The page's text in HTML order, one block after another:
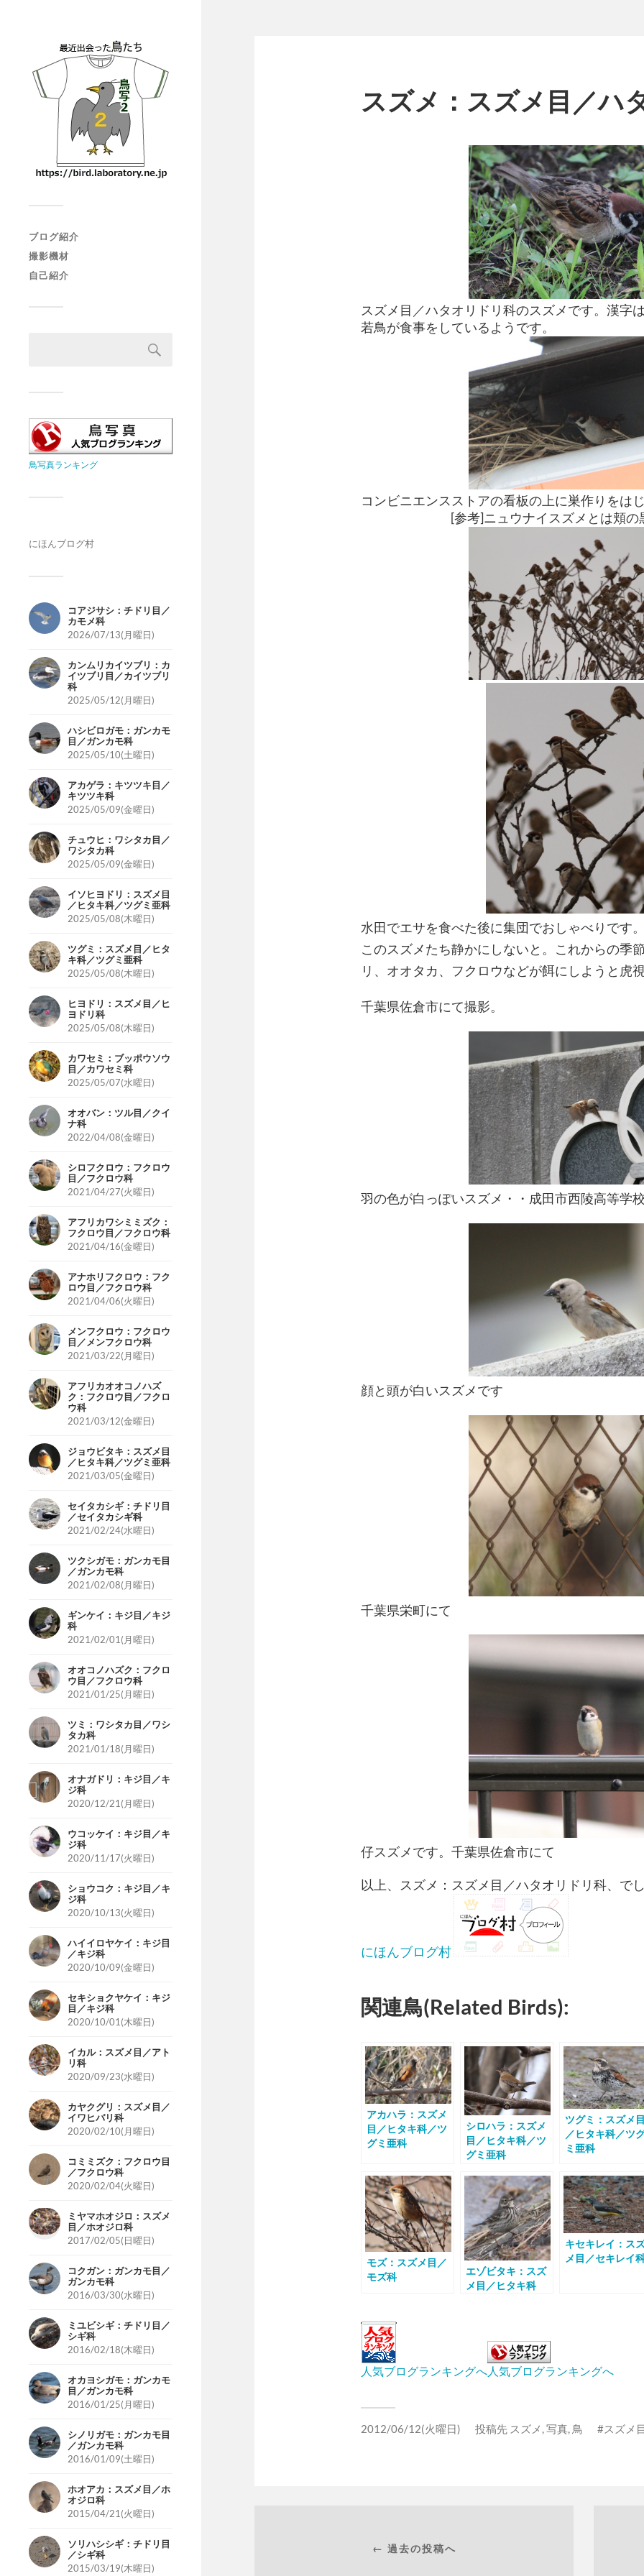
ブログ紹介
撮影機材
自己紹介
鳥写真ランキング
にほんブログ村
コアジサシ：チドリ目／
カモメ科
2026/07/13(月曜日)
カンムリカイツブリ：カ
イツブリ目／カイツブリ
科
2025/05/12(月曜日)
ハシビロガモ：ガンカモ
目／ガンカモ科
2025/05/10(土曜日)
アカゲラ：キツツキ目／
キツツキ科
2025/05/09(金曜日)
チュウヒ：ワシタカ目／
ワシタカ科
2025/05/09(金曜日)
イソヒヨドリ：スズメ目
／ヒタキ科／ツグミ亜科
2025/05/08(木曜日)
ツグミ：スズメ目／ヒタ
キ科／ツグミ亜科
2025/05/08(木曜日)
ヒヨドリ：スズメ目／ヒ
ヨドリ科
2025/05/08(木曜日)
カワセミ：ブッポウソウ
目／カワセミ科
2025/05/07(水曜日)
オオバン：ツル目／クイ
ナ科
2022/04/08(金曜日)
シロフクロウ：フクロウ
目／フクロウ科
2021/04/27(火曜日)
アフリカワシミミズク：
フクロウ目／フクロウ科
2021/04/16(金曜日)
アナホリフクロウ：フク
ロウ目／フクロウ科
2021/04/06(火曜日)
メンフクロウ：フクロウ
目／メンフクロウ科
2021/03/22(月曜日)
アフリカオオコノハズ
ク：フクロウ目／フクロ
ウ科
2021/03/12(金曜日)
ジョウビタキ：スズメ目
／ヒタキ科／ツグミ亜科
2021/03/05(金曜日)
セイタカシギ：チドリ目
／セイタカシギ科
2021/02/24(水曜日)
ツクシガモ：ガンカモ目
／ガンカモ科
2021/02/08(月曜日)
ギンケイ：キジ目／キジ
科
2021/02/01(月曜日)
オオコノハズク：フクロ
ウ目／フクロウ科
2021/01/25(月曜日)
ツミ：ワシタカ目／ワシ
タカ科
2021/01/18(月曜日)
オナガドリ：キジ目／キ
ジ科
2020/12/21(月曜日)
ウコッケイ：キジ目／キ
ジ科
2020/11/17(火曜日)
ショウコク：キジ目／キ
ジ科
2020/10/13(火曜日)
ハイイロヤケイ：キジ目
／キジ科
2020/10/09(金曜日)
セキショクヤケイ：キジ
目／キジ科
2020/10/01(木曜日)
イカル：スズメ目／アト
リ科
2020/09/23(水曜日)
カヤクグリ：スズメ目／
イワヒバリ科
2020/02/10(月曜日)
コミミズク：フクロウ目
／フクロウ科
2020/02/04(火曜日)
ミヤマホオジロ：スズメ
目／ホオジロ科
2017/02/05(日曜日)
コクガン：ガンカモ目／
ガンカモ科
2016/03/30(水曜日)
ミユビシギ：チドリ目／
シギ科
2016/02/18(木曜日)
オカヨシガモ：ガンカモ
目／ガンカモ科
2016/01/25(月曜日)
シノリガモ：ガンカモ目
／ガンカモ科
2016/01/09(土曜日)
ホオアカ：スズメ目／ホ
オジロ科
2015/04/21(火曜日)
ソリハシシギ：チドリ目
／シギ科
2015/03/19(木曜日)
スズメ：スズメ目／ハ
スズメ目／ハタオリドリ科のスズメです。漢字
若鳥が食事をしているようです。
コンビニエンスストアの看板の上に巣作りをは
[参考]ニュウナイスズメとは頬の
水田でエサを食べた後に集団でおしゃべりです
このスズメたち静かにしないと。これからの季
リ、オオタカ、フクロウなどが餌にしようと虎
千葉県佐倉市にて撮影。
羽の色が白っぽいスズメ・・成田市西陵高等学
顔と頭が白いスズメです
千葉県栄町にて
仔スズメです。千葉県佐倉市にて
以上、スズメ：スズメ目／ハタオリドリ科、で
にほんブログ村
関連鳥(Related Birds):
アカハラ：スズメ
目／ヒタキ科／ツ
グミ亜科
シロハラ：スズメ
目／ヒタキ科／ツ
グミ亜科
ツグミ：スズメ
／ヒタキ科／ツ
ミ亜科
モズ：スズメ目／
モズ科
エゾビタキ：スズ
メ目／ヒタキ科
キセキレイ：ス
メ目／セキレイ
人気ブログランキングへ人気ブログランキングへ
2012/06/12(火曜日) 投稿先 スズメ ,写真, 鳥 スズメ
← 過去の投稿へ